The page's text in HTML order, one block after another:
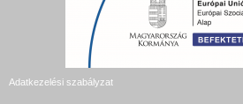
Adatkezelési szabályzat